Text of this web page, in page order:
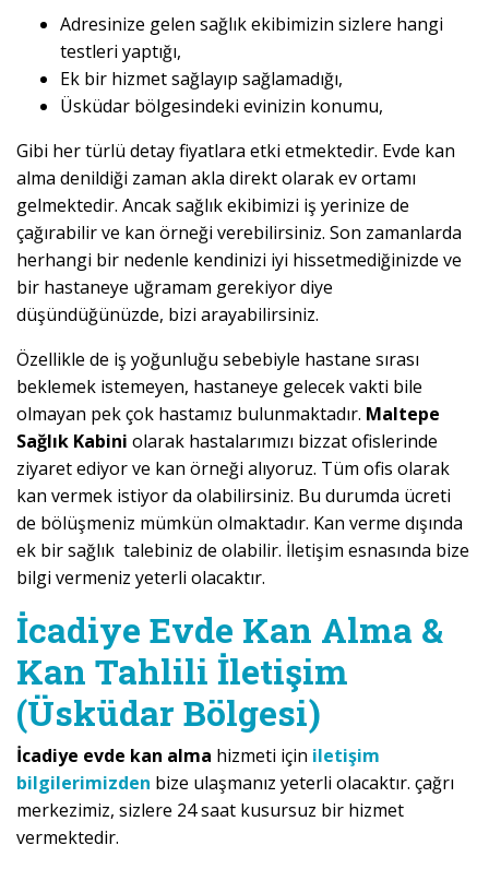
Adresinize gelen sağlık ekibimizin sizlere hangi
testleri yaptığı,
Ek bir hizmet sağlayıp sağlamadığı,
Üsküdar bölgesindeki evinizin konumu,
Gibi her türlü detay fiyatlara etki etmektedir. Evde kan
alma denildiği zaman akla direkt olarak ev ortamı
gelmektedir. Ancak sağlık ekibimizi iş yerinize de
çağırabilir ve kan örneği verebilirsiniz. Son zamanlarda
herhangi bir nedenle kendinizi iyi hissetmediğinizde ve
bir hastaneye uğramam gerekiyor diye
düşündüğünüzde, bizi arayabilirsiniz.
Özellikle de iş yoğunluğu sebebiyle hastane sırası
beklemek istemeyen, hastaneye gelecek vakti bile
olmayan pek çok hastamız bulunmaktadır. Maltepe
Sağlık Kabini olarak hastalarımızı bizzat ofislerinde
ziyaret ediyor ve kan örneği alıyoruz. Tüm ofis olarak
kan vermek istiyor da olabilirsiniz. Bu durumda ücreti
de bölüşmeniz mümkün olmaktadır. Kan verme dışında
ek bir sağlık talebiniz de olabilir. İletişim esnasında bize
bilgi vermeniz yeterli olacaktır.
İcadiye Evde Kan Alma &
Kan Tahlili İletişim
(Üsküdar Bölgesi)
İcadiye evde kan alma hizmeti için iletişim
bilgilerimizden bize ulaşmanız yeterli olacaktır. çağrı
merkezimiz, sizlere 24 saat kusursuz bir hizmet
vermektedir.